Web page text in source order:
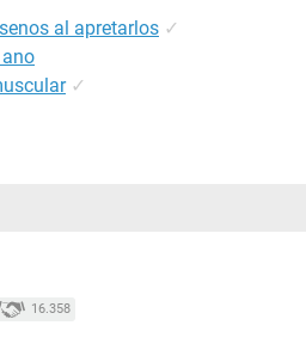
al apretarlos ✓
✓
16.358